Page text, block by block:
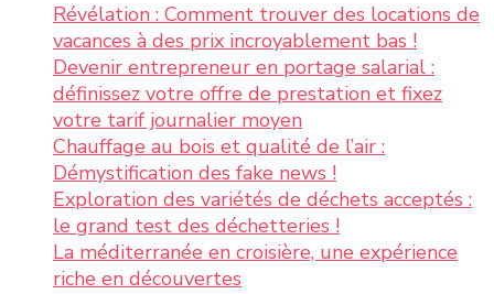
Révélation : Comment trouver des locations de
vacances à des prix incroyablement bas !
Devenir entrepreneur en portage salarial :
définissez votre offre de prestation et fixez
votre tarif journalier moyen
Chauffage au bois et qualité de l’air :
Démystification des fake news !
Exploration des variétés de déchets acceptés :
le grand test des déchetteries !
La méditerranée en croisière, une expérience
riche en découvertes